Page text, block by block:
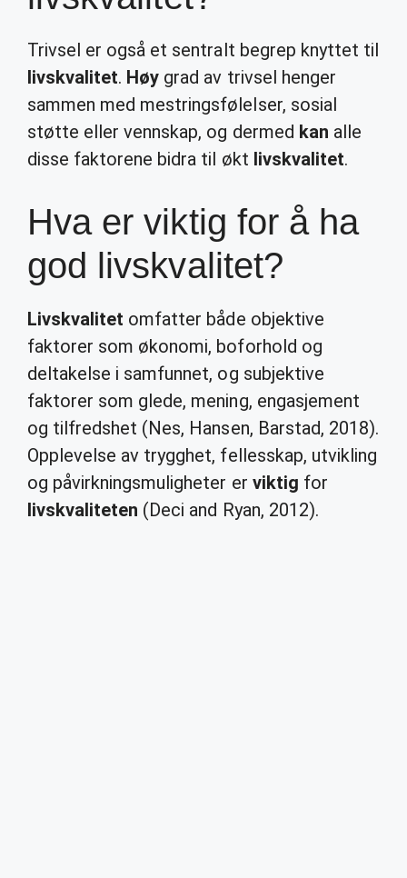
Trivsel er også et sentralt begrep knyttet til
livskvalitet. Høy grad av trivsel henger
sammen med mestringsfølelser, sosial
støtte eller vennskap, og dermed kan alle
disse faktorene bidra til økt livskvalitet.
Hva er viktig for å ha
god livskvalitet?
Livskvalitet omfatter både objektive
faktorer som økonomi, boforhold og
deltakelse i samfunnet, og subjektive
faktorer som glede, mening, engasjement
og tilfredshet (Nes, Hansen, Barstad, 2018).
Opplevelse av trygghet, fellesskap, utvikling
og påvirkningsmuligheter er viktig for
livskvaliteten (Deci and Ryan, 2012).